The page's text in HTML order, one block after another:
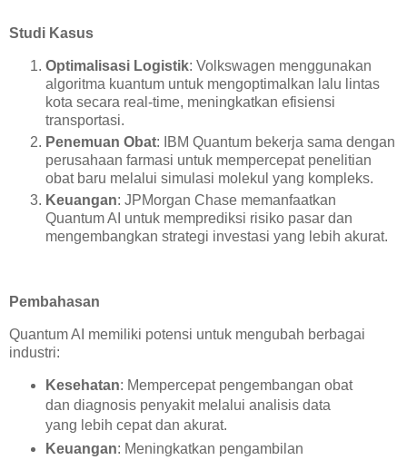
Studi Kasus
Optimalisasi Logistik: Volkswagen menggunakan
algoritma kuantum untuk mengoptimalkan lalu lintas
kota secara real-time, meningkatkan efisiensi
transportasi.
Penemuan Obat: IBM Quantum bekerja sama dengan
perusahaan farmasi untuk mempercepat penelitian
obat baru melalui simulasi molekul yang kompleks.
Keuangan: JPMorgan Chase memanfaatkan
Quantum AI untuk memprediksi risiko pasar dan
mengembangkan strategi investasi yang lebih akurat.
Pembahasan
Quantum AI memiliki potensi untuk mengubah berbagai
industri:
Kesehatan: Mempercepat pengembangan obat
dan diagnosis penyakit melalui analisis data
yang lebih cepat dan akurat.
Keuangan: Meningkatkan pengambilan